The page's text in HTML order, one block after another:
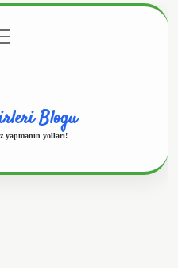
Blogu
yapmanın yolları!